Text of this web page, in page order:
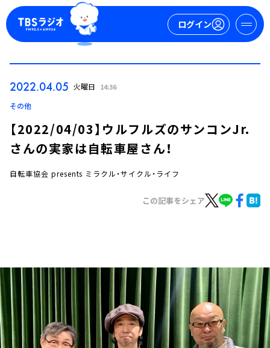
ログイン
お知らせ
イベント・グッズ
YouTube
会社情報
2022.04.05 火曜日 14:36
その他
【2022/04/03】ウルフルズのサンコンJr.
さんの実家は自転車屋さん！
自転車協会 presents ミラクル・サイクル・ライフ
この記事をシェア